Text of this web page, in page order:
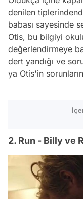
denilen
babası sayesinde
Otis, bu bilgiyi
değerlendirmeye
dert yandığı ve
ya Otis'in
2. Run - Billy ve